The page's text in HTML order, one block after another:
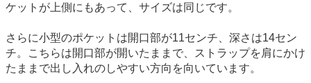
ケットが上側にもあって、サイズは同じです。
さらに小型のポケットは開口部が11センチ、深さは14セン
チ。こちらは開口部が開いたままで、ストラップを肩にかけ
たままで出し入れのしやすい方向を向いています。